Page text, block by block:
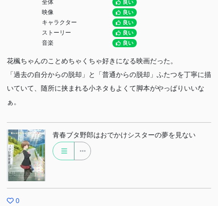
全体 良い
映像 良い
キャラクター 良い
ストーリー 良い
音楽 良い
花楓ちゃんのことめちゃくちゃ好きになる映画だった。
「過去の自分からの脱却」と「普通からの脱却」ふたつを丁寧に描
いていて、随所に挟まれる小ネタもよくて脚本がやっぱりいいな
ぁ。
青春ブタ野郎はおでかけシスターの夢を見ない
0